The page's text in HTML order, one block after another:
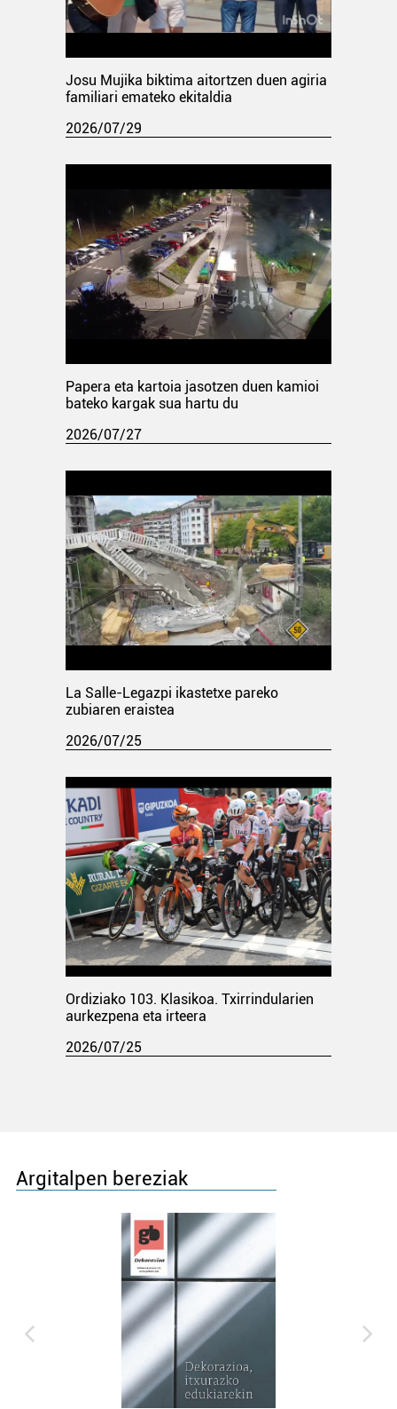
Josu Mujika biktima aitortzen duen agiria
familiari emateko ekitaldia
2026/07/29
Papera eta kartoia jasotzen duen kamioi
bateko kargak sua hartu du
2026/07/27
La Salle-Legazpi ikastetxe pareko
zubiaren eraistea
2026/07/25
Ordiziako 103. Klasikoa. Txirrindularien
aurkezpena eta irteera
2026/07/25
Argitalpen bereziak